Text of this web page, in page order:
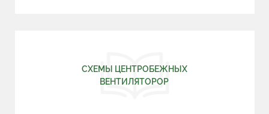
СХЕМЫ ЦЕНТРОБЕЖНЫХ
ВЕНТИЛЯТОРОР